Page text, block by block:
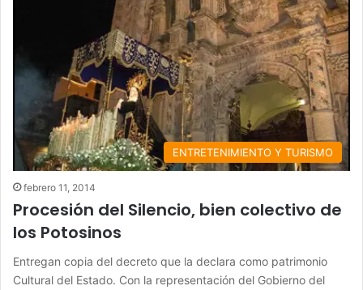
ENTRETENIMIENTO Y TURISMO
febrero 11, 2014
Procesión del Silencio, bien colectivo de
los Potosinos
Entregan copia del decreto que la declara como patrimonio
Cultural del Estado. Con la representación del Gobierno del